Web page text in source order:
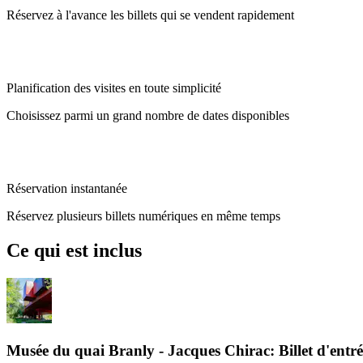
Réservez à l'avance les billets qui se vendent rapidement
Planification des visites en toute simplicité
Choisissez parmi un grand nombre de dates disponibles
Réservation instantanée
Réservez plusieurs billets numériques en même temps
Ce qui est inclus
Musée du quai Branly - Jacques Chirac: Billet